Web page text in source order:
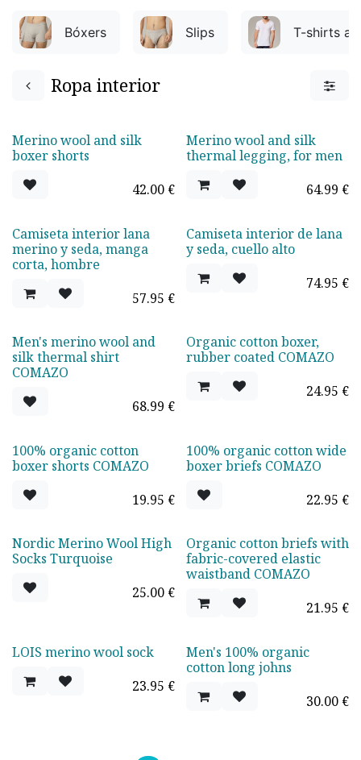
Bóxers Slips T-shirts
Ropa interior
Merino wool and silk
boxer shorts
42.00 €
Merino wool and silk
thermal legging, for men
64.99 €
Camiseta interior lana
merino y seda, manga
corta, hombre
57.95 €
Camiseta interior de lana
y seda, cuello alto
74.95 €
Men's merino wool and
silk thermal shirt
COMAZO
68.99 €
TOP VENTAS
Organic cotton boxer,
rubber coated COMAZO
24.95 €
TOP VENTAS
100% organic cotton
boxer shorts COMAZO
19.95 €
100% organic cotton wide
boxer briefs COMAZO
22.95 €
Nordic Merino Wool High
Socks Turquoise
25.00 €
Organic cotton briefs with
fabric-covered elastic
waistband COMAZO
21.95 €
LOIS merino wool sock
23.95 €
Men's 100% organic
cotton long johns
30.00 €